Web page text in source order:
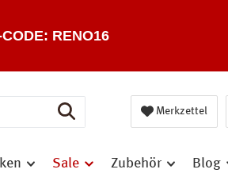
RENO16
Merkzettel
Sale Zubehör Blog